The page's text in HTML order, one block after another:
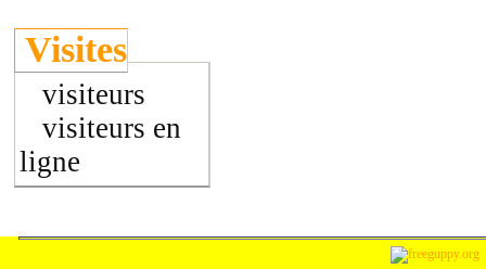
Visites
visiteurs
visiteurs en
ligne